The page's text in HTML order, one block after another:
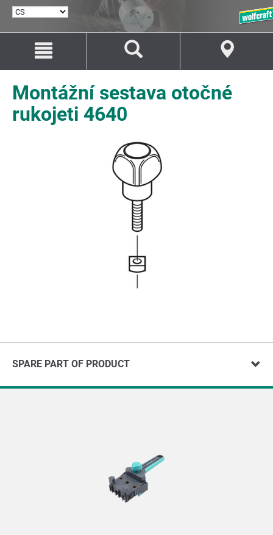
Obsah
Navigaci
Montážní sestava otočné
rukojeti 4640
SPARE PART OF PRODUCT